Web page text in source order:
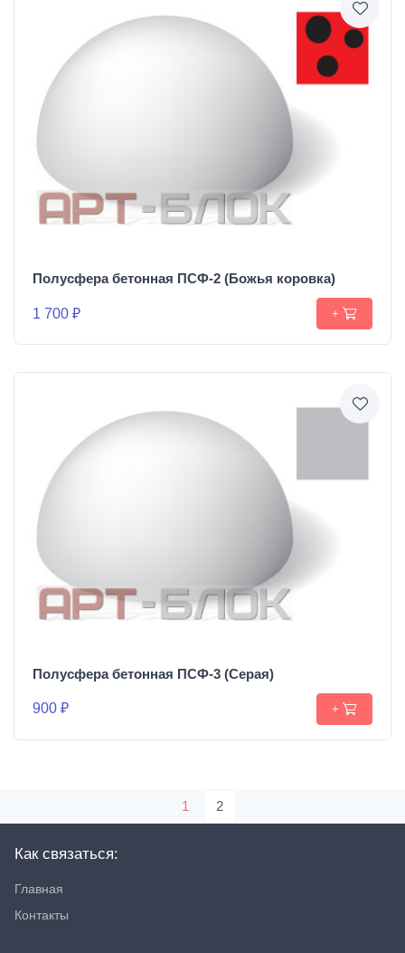
Полусфера бетонная ПСФ-2 (Божья коровка)
1 700 ₽ +
Полусфера бетонная ПСФ-3 (Серая)
900 ₽ +
1 2
Как связаться:
Главная
Контакты